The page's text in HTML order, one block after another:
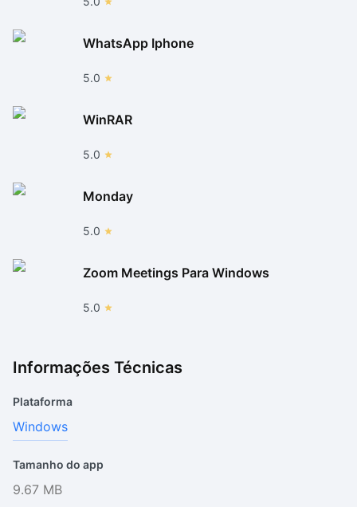
WhatsApp Iphone
5.0
WinRAR
5.0
Monday
5.0
Zoom Meetings Para Windows
5.0
Informações Técnicas
Plataforma
Windows
Tamanho do app
9.67 MB